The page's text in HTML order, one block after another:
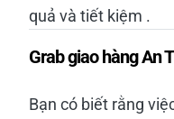
quả và tiết kiệm .
Grab giao hàng An
Bạn có biết rằng